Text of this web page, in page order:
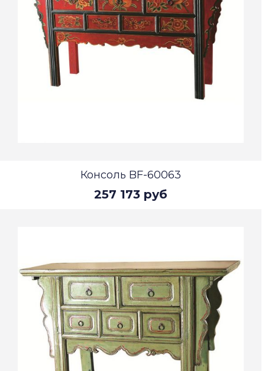
Консоль BF-60063
257 173 руб